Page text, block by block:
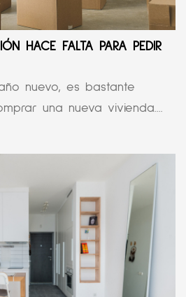
HACE FALTA PARA PEDIR
nuevo, es bastante
una nueva vivienda....